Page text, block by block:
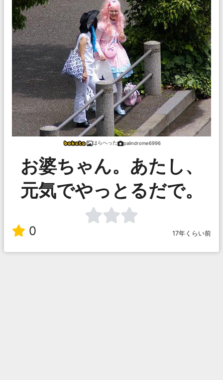
はらへった palindrome6996
お婆ちゃん。あたし、
元気でやっとるだで。
0 17年くらい前